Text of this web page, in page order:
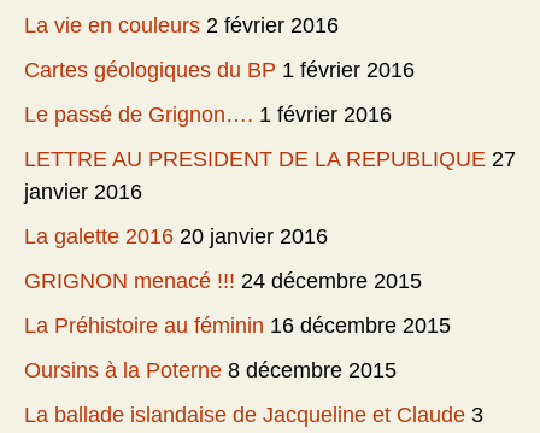
La vie en couleurs 2 février 2016
Cartes géologiques du BP 1 février 2016
Le passé de Grignon…. 1 février 2016
LETTRE AU PRESIDENT DE LA REPUBLIQUE 27
janvier 2016
La galette 2016 20 janvier 2016
GRIGNON menacé !!! 24 décembre 2015
La Préhistoire au féminin 16 décembre 2015
Oursins à la Poterne 8 décembre 2015
La ballade islandaise de Jacqueline et Claude 3